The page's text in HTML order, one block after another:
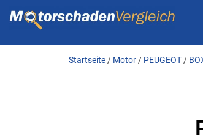
Startseite / Motor / PEUGEOT /